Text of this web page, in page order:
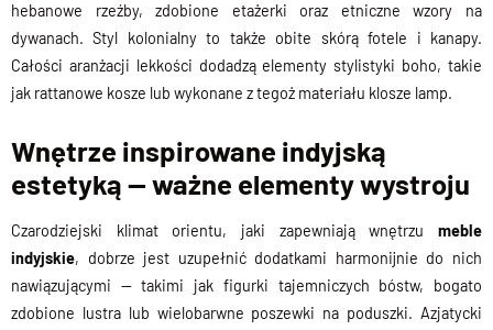
hebanowe rzeźby, zdobione etażerki oraz etniczne wzory na
dywanach. Styl kolonialny to także obite skórą fotele i kanapy.
Całości aranżacji lekkości dodadzą elementy stylistyki boho, takie
jak rattanowe kosze lub wykonane z tegoż materiału klosze lamp.
Wnętrze inspirowane indyjską
estetyką — ważne elementy wystroju
Czarodziejski klimat orientu, jaki zapewniają wnętrzu meble
indyjskie, dobrze jest uzupełnić dodatkami harmonijnie do nich
nawiązującymi — takimi jak figurki tajemniczych bóstw, bogato
zdobione lustra lub wielobarwne poszewki na poduszki. Azjatycki